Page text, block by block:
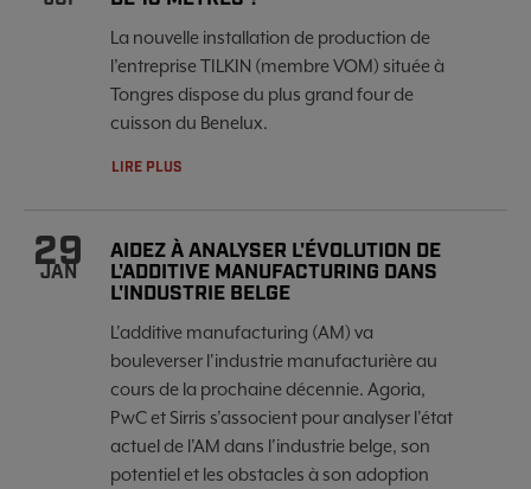
La nouvelle installation de production de
l’entreprise TILKIN (membre VOM) située à
Tongres dispose du plus grand four de
cuisson du Benelux.
LIRE PLUS
29
JAN
AIDEZ À ANALYSER L'ÉVOLUTION DE
L'ADDITIVE MANUFACTURING DANS
L'INDUSTRIE BELGE
L'additive manufacturing (AM) va
bouleverser l'industrie manufacturière au
cours de la prochaine décennie. Agoria,
PwC et Sirris s'associent pour analyser l'état
actuel de l'AM dans l'industrie belge, son
potentiel et les obstacles à son adoption